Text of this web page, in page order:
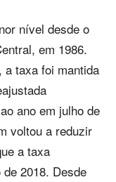
nível desde o
em 1986.
a taxa foi mantida
ano em julho de
voltou a reduzir
a taxa
2018. Desde